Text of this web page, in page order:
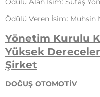
Ödülü Veren İsim: Muhsin
Yönetim Kurulu
Yüksek
Şirket
DOĞUŞ OTOMOTİV